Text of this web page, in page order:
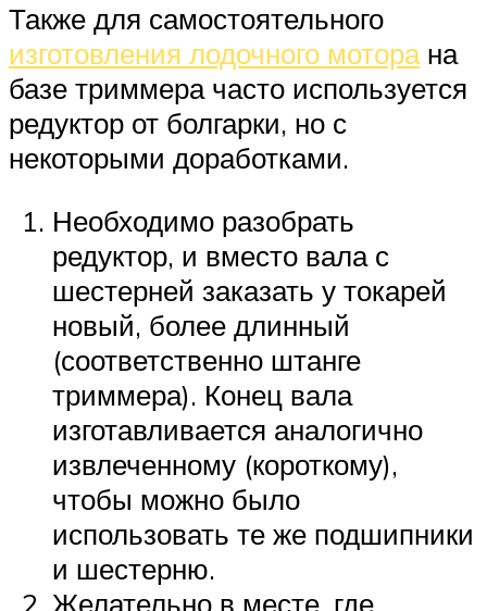
Также для самостоятельного
изготовления лодочного моторана
базе триммера часто используется
редуктор от болгарки, но с
некоторыми доработками.
Необходимо разобрать
редуктор, и вместо вала с
шестерней заказать у токарей
новый, более длинный
(соответственно штанге
триммера). Конец вала
изготавливается аналогично
извлеченному (короткому),
чтобы можно было
использовать те же подшипники
и шестерню.
Желательно в месте, где